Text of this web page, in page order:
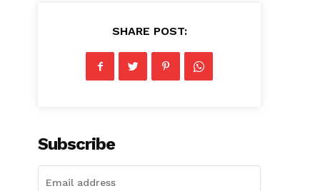
SHARE POST:
Subscribe